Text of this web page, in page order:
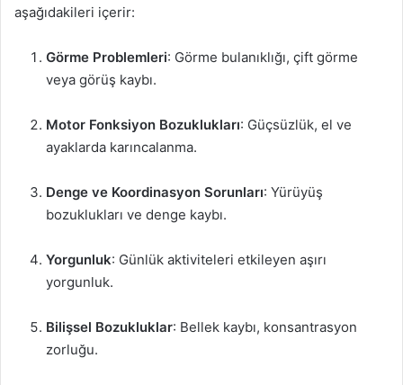
aşağıdakileri içerir:
Görme Problemleri: Görme bulanıklığı, çift görme
veya görüş kaybı.
Motor Fonksiyon Bozuklukları: Güçsüzlük, el ve
ayaklarda karıncalanma.
Denge ve Koordinasyon Sorunları: Yürüyüş
bozuklukları ve denge kaybı.
Yorgunluk: Günlük aktiviteleri etkileyen aşırı
yorgunluk.
Bilişsel Bozukluklar: Bellek kaybı, konsantrasyon
zorluğu.